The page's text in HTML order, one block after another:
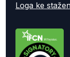
Loga ke